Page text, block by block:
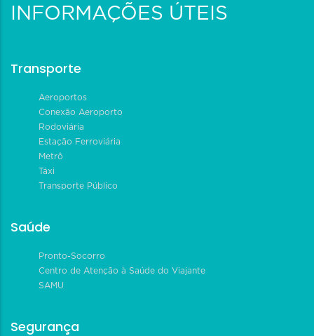
INFORMAÇÕES ÚTEIS
Transporte
Aeroportos
Conexão Aeroporto
Rodoviária
Estação Ferroviária
Metrô
Táxi
Transporte Público
Saúde
Pronto-Socorro
Centro de Atenção à Saúde do Viajante
SAMU
Segurança